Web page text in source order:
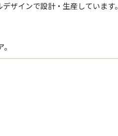
ザインで設計・生産しています。